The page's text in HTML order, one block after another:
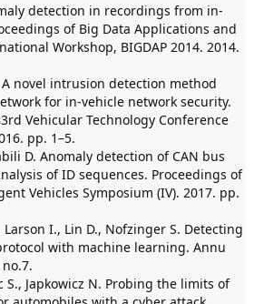
detection in recordings from in-
of Big Data Applications and
Workshop, BIGDAP 2014. 2014.
A novel intrusion detection method
for in-vehicle network security.
Vehicular Technology Conference
pp. 1–5.
D. Anomaly detection of CAN bus
of ID sequences. Proceedings of
Vehicles Symposium (IV). 2017. pp.
Larson I., Lin D., Nofzinger S. Detecting
with machine learning. Annu
no.7.
S., Japkowicz N. Probing the limits of